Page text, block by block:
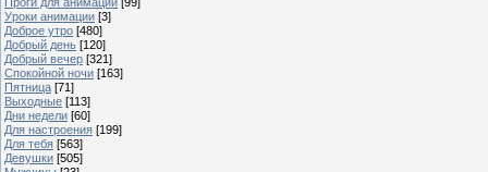
Уроки анимации [3]
Доброе утро [480]
Добрый день [120]
Добрый вечер [321]
Спокойной ночи [163]
Пятница [71]
Выходные [113]
Дни недели [60]
Для настроения [199]
Для тебя [563]
Девушки [505]